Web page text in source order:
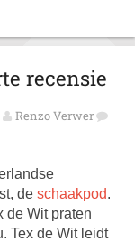
recensie
Renzo Verwer
de schaakpod.
de Wit praten
Tex de Wit leidt